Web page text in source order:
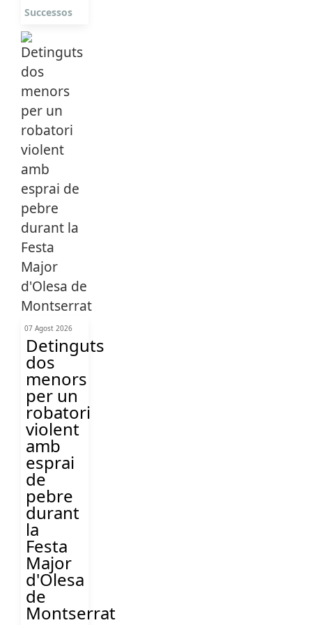
Successos
07 Agost 2026
Detinguts
dos
menors
per un
robatori
violent
amb
esprai
de
pebre
durant
la
Festa
Major
d'Olesa
de
Montserrat